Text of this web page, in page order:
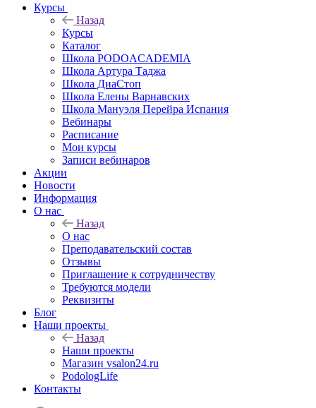
Курсы
Назад
Курсы
Каталог
Школа PODOACADEMIA
Школа Артура Таджа
Школа ДиаСтоп
Школа Елены Варнавских
Школа Мануэля Перейра Испания
Вебинары
Расписание
Мои курсы
Записи вебинаров
Акции
Новости
Информация
О нас
Назад
О нас
Преподавательский состав
Отзывы
Приглашение к сотрудничеству
Требуются модели
Реквизиты
Блог
Наши проекты
Назад
Наши проекты
Магазин vsalon24.ru
PodologLife
Контакты